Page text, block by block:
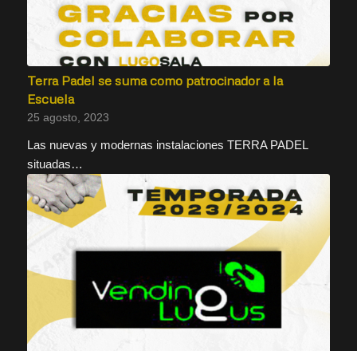
Terra Padel se suma como patrocinador a la
Escuela
25 agosto, 2023
Las nuevas y modernas instalaciones TERRA PADEL
situadas…